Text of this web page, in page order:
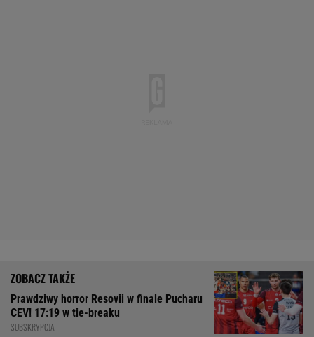
Prawdziwy horror Resovii w finale Pucharu
CEV! 17:19 w tie-breaku
SUBSKRYPCJA